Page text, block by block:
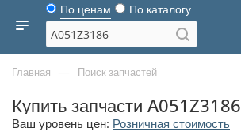
По ценам По каталогу
Главная — Поиск запчастей
Купить запчасти A051Z3186
Ваш уровень цен: Розничная стоимость